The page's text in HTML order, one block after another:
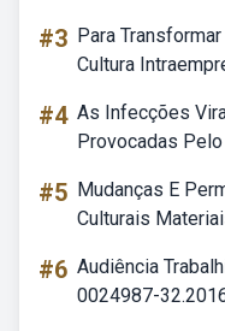
#3 Para
Cultura
#4 As Infecções
Provocadas
#5 Mudanças E
Culturais
#6 Audiência
0024987-